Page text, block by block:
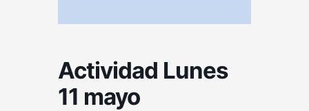
Actividad Lunes
11 mayo